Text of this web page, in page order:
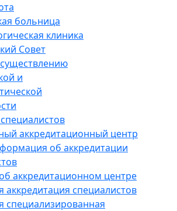
больница
клиника
Совет
и
аккредитационный центр
об аккредитации
аккредитационном центре
аккредитация специалистов
специализированная